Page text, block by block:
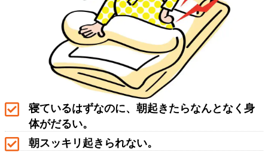
寝ているはずなのに、朝起きたらなんとなく身
体がだるい。
朝スッキリ起きられない。